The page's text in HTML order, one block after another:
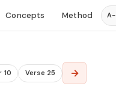
Concepts Method A−
10 Verse 25 →